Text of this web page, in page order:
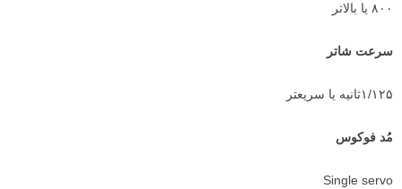
۸۰۰ یا بالاتر
سرعت شاتر
۱/۱۲۵ثانیه یا سریعتر
مُد فوکوس
Single servo